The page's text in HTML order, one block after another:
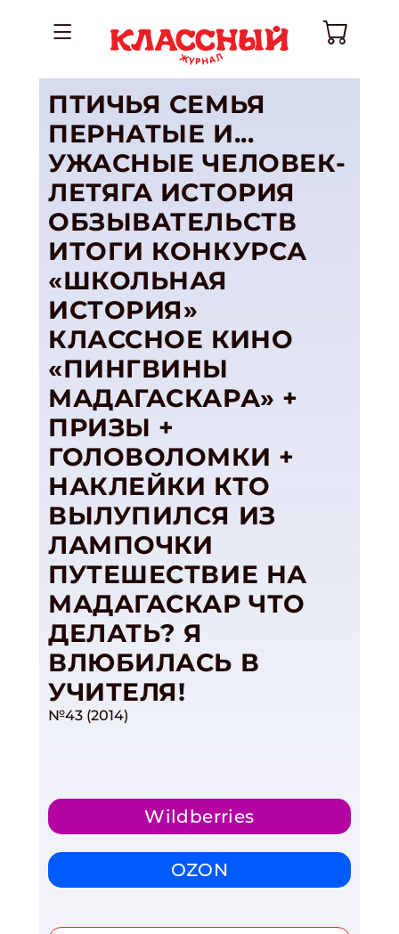
ПТИЧЬЯ СЕМЬЯ
ПЕРНАТЫЕ И...
УЖАСНЫЕ ЧЕЛОВЕК-
ЛЕТЯГА ИСТОРИЯ
ОБЗЫВАТЕЛЬСТВ
ИТОГИ КОНКУРСА
«ШКОЛЬНАЯ
ИСТОРИЯ»
КЛАССНОЕ КИНО
«ПИНГВИНЫ
МАДАГАСКАРА» +
ПРИЗЫ +
ГОЛОВОЛОМКИ +
НАКЛЕЙКИ КТО
ВЫЛУПИЛСЯ ИЗ
ЛАМПОЧКИ
ПУТЕШЕСТВИЕ НА
МАДАГАСКАР ЧТО
ДЕЛАТЬ? Я
ВЛЮБИЛАСЬ В
УЧИТЕЛЯ!
№43 (2014)
Wildberries
OZON